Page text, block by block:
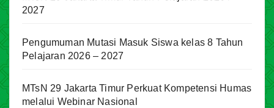
2027
Pengumuman Mutasi Masuk Siswa kelas 8 Tahun
Pelajaran 2026 – 2027
MTsN 29 Jakarta Timur Perkuat Kompetensi Humas
melalui Webinar Nasional